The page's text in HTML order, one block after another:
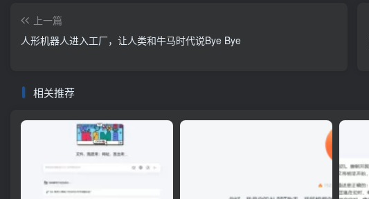
上一篇
人形机器人进入工厂，让人类和牛马时代说Bye Bye
相关推荐